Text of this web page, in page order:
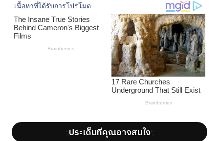
';ประเด็นที่คุณอาจสนใจ';